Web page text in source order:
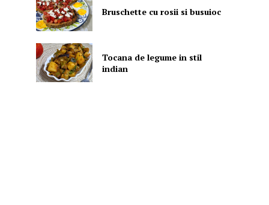
Bruschette cu rosii si busuioc
Tocana de legume in stil
indian